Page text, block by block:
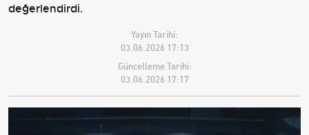
değerlendirdi.
Yayın Tarihi:
03.06.2026 17:13
Güncelleme Tarihi:
03.06.2026 17:17